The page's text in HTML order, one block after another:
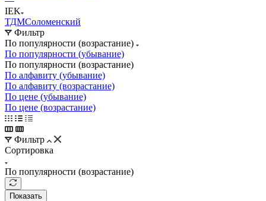
IEK
ТДМСоломенский
Фильтр
По популярности (возрастание)
По популярности (убывание)
По популярности (возрастание)
По алфавиту (убывание)
По алфавиту (возрастание)
По цене (убывание)
По цене (возрастание)
Фильтр
Сортировка
По популярности (возрастание)
Показать